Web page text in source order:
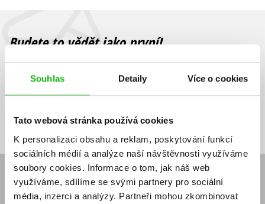
Souhlas Detaily Více o cookies
Tato webová stránka používá cookies
K personalizaci obsahu a reklam, poskytování funkcí
sociálních médií a analýze naší návštěvnosti využíváme
soubory cookies. Informace o tom, jak náš web
využíváme, sdílíme se svými partnery pro sociální
média, inzerci a analýzy. Partneři mohou zkombinovat
Budete to vědět jako první!
Zajímá Vás, jaký knižní hit právě vychází, na jaké zboží je výhodná
sleva, jaká běží soutěž o ceny? Přihlášením k odběru našich e-
souhlasíte se zpracováním osobních údajů
mailová
adresa
mailová
adresa
Vaše e-mailová adresa Přihlásit se
E-SHOP
Aktuality
Knižní novinky